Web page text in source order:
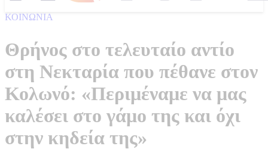
ΚΟΙΝΩΝΙΑ
Θρήνος στο τελευταίο αντίο
στη Νεκταρία που πέθανε στον
Κολωνό: «Περιμέναμε να μας
καλέσει στο γάμο της και όχι
στην κηδεία της»